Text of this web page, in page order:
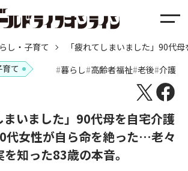
メ
ュ
ー
し・子育て
「疲れてしまいました」90代
て
暮らし 高齢者福祉 老後 介護
まいました」90代母を自宅介護
代女性が自ら命を絶った…老々
知った83歳の本音。